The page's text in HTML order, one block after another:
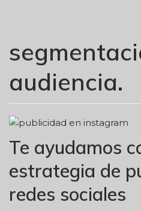
audiencia.
Te ayudamos
estrategia de
redes sociales